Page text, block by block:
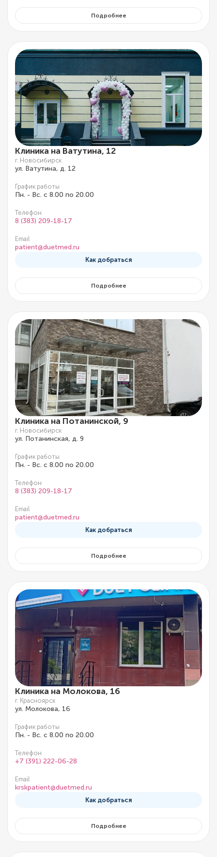
Подробнее
Клиника на Ватутина, 12
г. Новосибирск
ул. Ватутина, д. 12
График работы
Пн. - Вс. с 8.00 по 20.00
Телефон
8 (383) 209-18-17
Email
patient@duetmed.ru
Как добраться
Подробнее
Клиника на Потанинской, 9
г. Новосибирск
ул. Потанинская, д. 9
График работы
Пн. - Вс. с 8.00 по 20.00
Телефон
8 (383) 209-18-17
Email
patient@duetmed.ru
Как добраться
Подробнее
Клиника на Молокова, 16
г. Красноярск
ул. Молокова, 16
График работы
Пн. - Вс. с 8.00 по 20.00
Телефон
+7 (391) 222-06-28
Email
krskpatient@duetmed.ru
Как добраться
Подробнее